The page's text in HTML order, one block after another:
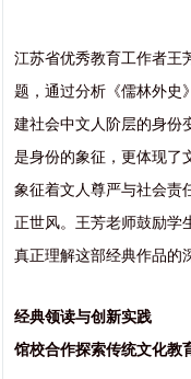
江苏省优秀教育工作者王
题，通过分析《儒林外史
建社会中文人阶层的身份
是身份的象征，更体现了
象征着文人尊严与社会责
正世风。王芳老师鼓励学
真正理解这部经典作品的
经典领读与创新实践
馆校合作探索传统文化教